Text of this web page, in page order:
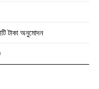
টাকা অনুমোদন